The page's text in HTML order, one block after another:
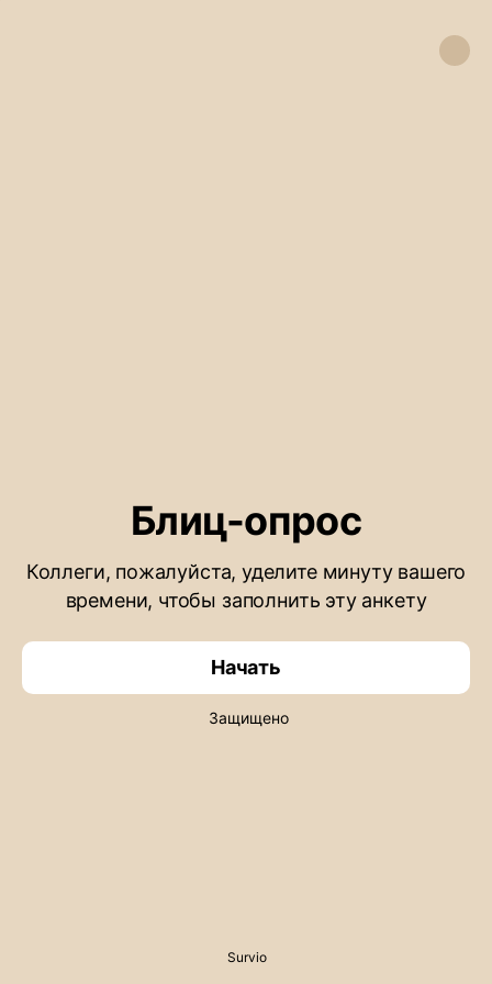
Блиц-опрос
Коллеги, пожалуйста, уделите минуту вашего
времени, чтобы заполнить эту анкету
Начать
Защищено
Survio